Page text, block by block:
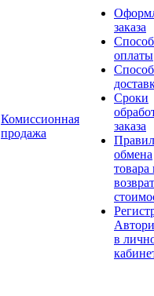
Комиссионная
продажа
заказа
оплаты
Сроки
заказа
обмена
товара
в